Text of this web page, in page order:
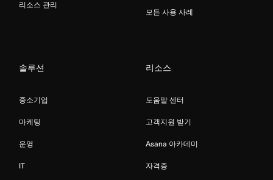
리소스 관리
모든 사용 사례
솔루션
중소기업
마케팅
운영
IT
리소스
도움말 센터
고객지원 받기
Asana 아카데미
자격증